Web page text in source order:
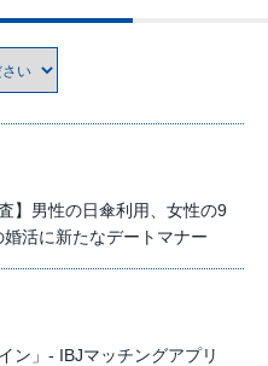
】男性の日傘利用、女性の9
活に新たなデートマナー
ン」- IBJマッチングアプリ